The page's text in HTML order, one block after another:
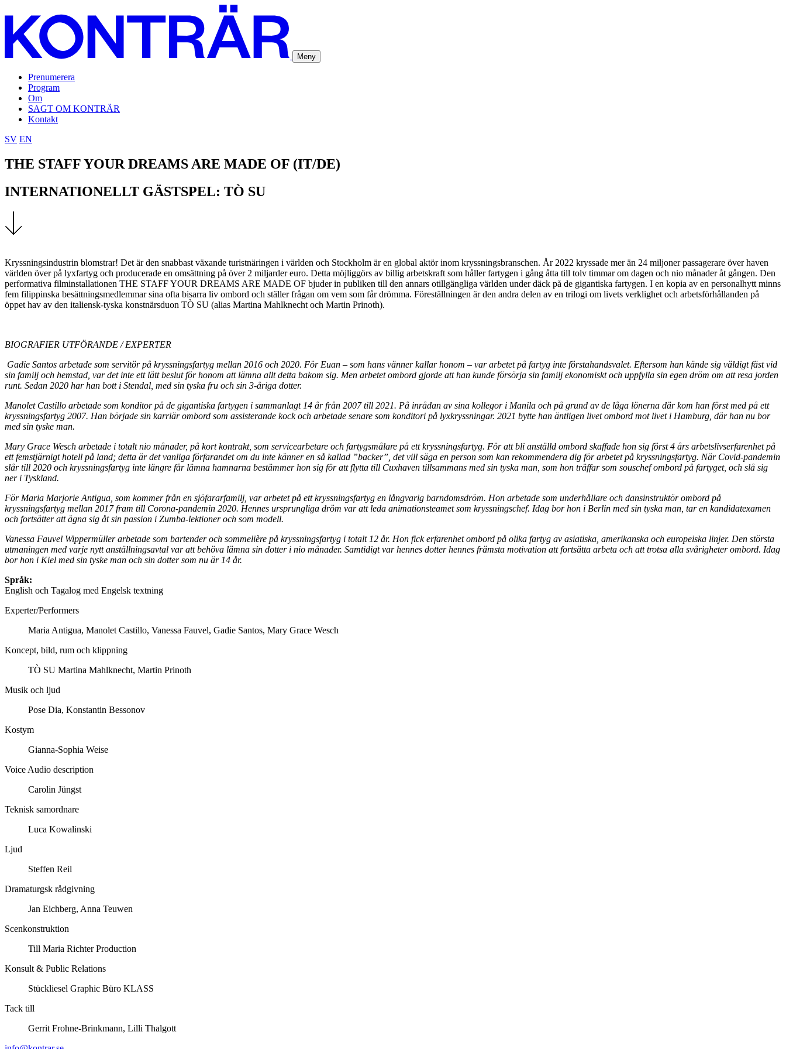
Meny
Prenumerera
Program
Om
SAGT OM KONTRÄR
Kontakt
SV EN
THE STAFF YOUR DREAMS ARE MADE OF (IT/DE)
INTERNATIONELLT GÄSTSPEL: TÒ SU
Kryssningsindustrin blomstrar! Det är den snabbast växande turistnäringen i världen och Stockholm är en global aktör inom kryssningsbranschen. År 2022 kryssade mer än 24 miljoner passagerare över haven
världen över på lyxfartyg och producerade en omsättning på över 2 miljarder euro. Detta möjliggörs av billig arbetskraft som håller fartygen i gång åtta till tolv timmar om dagen och nio månader åt gången. Den
performativa filminstallationen THE STAFF YOUR DREAMS ARE MADE OF bjuder in publiken till den annars otillgängliga världen under däck på de gigantiska fartygen. I en kopia av en personalhytt minns
fem filippinska besättningsmedlemmar sina ofta bisarra liv ombord och ställer frågan om vem som får drömma. Föreställningen är den andra delen av en trilogi om livets verklighet och arbetsförhållanden på
öppet hav av den italiensk-tyska konstnärsduon TÒ SU (alias Martina Mahlknecht och Martin Prinoth).
BIOGRAFIER UTFÖRANDE / EXPERTER
Gadie Santos arbetade som servitör på kryssningsfartyg mellan 2016 och 2020. För Euan – som hans vänner kallar honom – var arbetet på fartyg inte förstahandsvalet. Eftersom han kände sig väldigt fäst vid
sin familj och hemstad, var det inte ett lätt beslut för honom att lämna allt detta bakom sig. Men arbetet ombord gjorde att han kunde försörja sin familj ekonomiskt och uppfylla sin egen dröm om att resa jorden
runt. Sedan 2020 har han bott i Stendal, med sin tyska fru och sin 3-åriga dotter.
Manolet Castillo arbetade som konditor på de gigantiska fartygen i sammanlagt 14 år från 2007 till 2021. På inrådan av sina kollegor i Manila och på grund av de låga lönerna där kom han först med på ett
kryssningsfartyg 2007. Han började sin karriär ombord som assisterande kock och arbetade senare som konditori på lyxkryssningar. 2021 bytte han äntligen livet ombord mot livet i Hamburg, där han nu bor
med sin tyske man.
Mary Grace Wesch arbetade i totalt nio månader, på kort kontrakt, som servicearbetare och fartygsmålare på ett kryssningsfartyg. För att bli anställd ombord skaffade hon sig först 4 års arbetslivserfarenhet på
ett femstjärnigt hotell på land; detta är det vanliga förfarandet om du inte känner en så kallad ”backer”, det vill säga en person som kan rekommendera dig för arbetet på kryssningsfartyg. När Covid-pandemin
slår till 2020 och kryssningsfartyg inte längre får lämna hamnarna bestämmer hon sig för att flytta till Cuxhaven tillsammans med sin tyska man, som hon träffar som souschef ombord på fartyget, och slå sig
ner i Tyskland.
För Maria Marjorie Antigua, som kommer från en sjöfararfamilj, var arbetet på ett kryssningsfartyg en långvarig barndomsdröm. Hon arbetade som underhållare och dansinstruktör ombord på
kryssningsfartyg mellan 2017 fram till Corona-pandemin 2020. Hennes ursprungliga dröm var att leda animationsteamet som kryssningschef. Idag bor hon i Berlin med sin tyska man, tar en kandidatexamen
och fortsätter att ägna sig åt sin passion i Zumba-lektioner och som modell.
Vanessa Fauvel Wippermüller arbetade som bartender och sommelière på kryssningsfartyg i totalt 12 år. Hon fick erfarenhet ombord på olika fartyg av asiatiska, amerikanska och europeiska linjer. Den största
utmaningen med varje nytt anställningsavtal var att behöva lämna sin dotter i nio månader. Samtidigt var hennes dotter hennes främsta motivation att fortsätta arbeta och att trotsa alla svårigheter ombord. Idag
bor hon i Kiel med sin tyske man och sin dotter som nu är 14 år.
Språk:
English och Tagalog med Engelsk textning
Experter/Performers
Maria Antigua, Manolet Castillo, Vanessa Fauvel, Gadie Santos, Mary Grace Wesch
Koncept, bild, rum och klippning
TÒ SU Martina Mahlknecht, Martin Prinoth
Musik och ljud
Pose Dia, Konstantin Bessonov
Kostym
Gianna-Sophia Weise
Voice Audio description
Carolin Jüngst
Teknisk samordnare
Luca Kowalinski
Ljud
Steffen Reil
Dramaturgsk rådgivning
Jan Eichberg, Anna Teuwen
Scenkonstruktion
Till Maria Richter Production
Konsult & Public Relations
Stückliesel Graphic Büro KLASS
Tack till
Gerrit Frohne-Brinkmann, Lilli Thalgott